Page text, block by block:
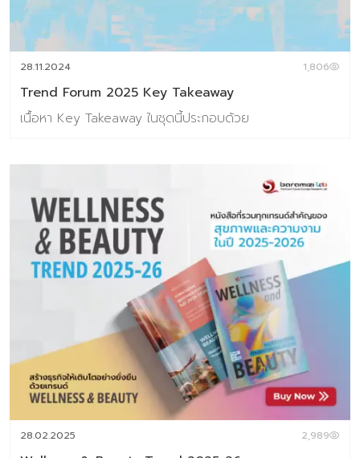
Analysis (Global) ข้อมูลสถานการณ์ตลาดของอุตสาหกรรม
อาหาร บทที่ 3 ข้อมูลกรณีศึกษากว่า 100 เคส บทที่ 4 ผลการ
วิจัยผู้บริโภคชาวไทย 800 ตัวอย่างเกี่ยวกับการตอบรับเท
เต็ม 3,990 บาท หากมีคำถามเ […]
28.11.2024 1,806
Trend Forum 2025 Key Takeaway
เนื้อหา Key Takeaway ในชุดนี้ประกอบด้วย
28.02.2025 2,989